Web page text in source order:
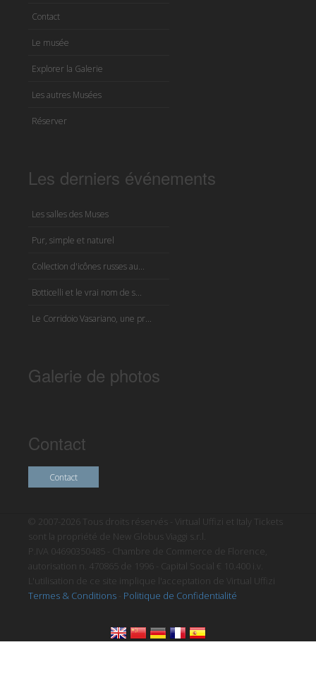
Contact
Le musée
Explorer la Galerie
Les autres Musées
Réserver
Les derniers événements
Les salles des Muses
Pur, simple et naturel
Collection d'icônes russes au...
Botticelli et le vrai nom de s...
Le Corridoio Vasariano, une pr...
Galerie de photos
Contact
Contact
© 2007-2026 Tous droits réservés - Virtual Uffizi et Italy Tickets
sont la propriété de New Globus Viaggi s.r.l.
P.IVA 04690350485 - Chambre de Commerce de Florence,
autorisation n. 470865 de 1996 - Capital Social € 10.400 i.v.
L'utilisation de ce site implique l'acceptation de Virtual Uffizi
Termes & Conditions
Politique de Confidentialité